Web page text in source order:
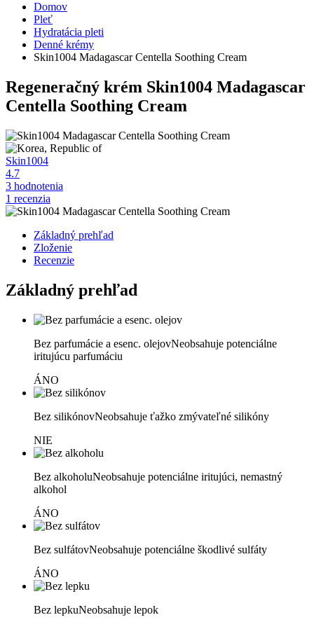
Domov
Pleť
Hydratácia pleti
Denné krémy
Skin1004 Madagascar Centella Soothing Cream
Regeneračný krém Skin1004 Madagascar
Centella Soothing Cream
Skin1004
4.7
3 hodnotenia
1 recenzia
Základný prehľad
Zloženie
Recenzie
Základný prehľad
Bez parfumácie a esenc. olejovNeobsahuje potenciálne
iritujúcu parfumáciu
ÁNO
Bez silikónovNeobsahuje ťažko zmývateľné silikóny
NIE
Bez alkoholuNeobsahuje potenciálne iritujúci, nemastný
alkohol
ÁNO
Bez sulfátovNeobsahuje potenciálne škodlivé sulfáty
ÁNO
Bez lepkuNeobsahuje lepok